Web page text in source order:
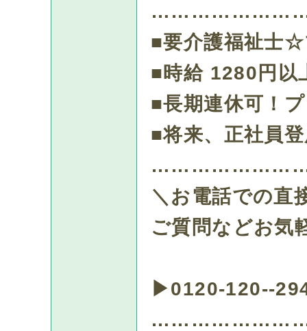
プライバシーポリシー
■要介護福祉士
■時給 1280円以
■長期連休可！
■将来、正社員
＼お電話での直
ご質問などお気
▶0120-120--